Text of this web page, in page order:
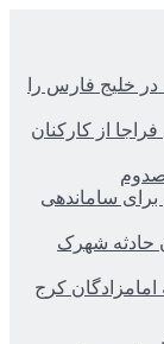
خلیج فارس را
از کارکنان
برای ساماندهی
حادثه شهرک
کرج